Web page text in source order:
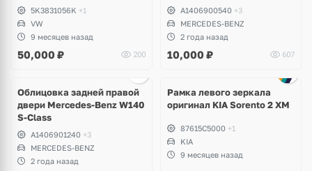
5K3831056K +1
VW
9 месяцев назад
50,000 ₽ 200
A1406900540 +3
MERCEDES-BENZ
2 года назад
10,000 ₽ 607
Облицовка задней правой
двери Mercedes-Benz W140
S-Class
A1406901240 +3
MERCEDES-BENZ
2 года назад
Рамка левого зеркала
оригинал KIA Sorento 2 XM
87615C5000 +1
KIA
9 месяцев назад